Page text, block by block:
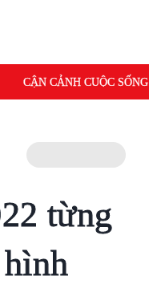
CẬN CẢNH CUỘC SỐNG
từng